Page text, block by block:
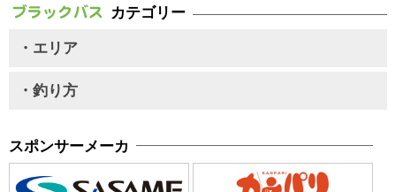
カテゴリー
・エリア
・釣り方
スポンサーメーカ